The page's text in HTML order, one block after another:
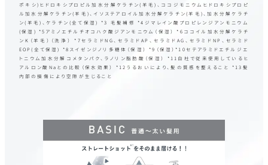
ポキシ)ヒドロキシプロピル加水分解ケラチン(羊毛)、ココジモニウムヒドロキシプロピ
ル加水分解ケラチン(羊毛)、イソステアロイル加水分解ケラチン(羊毛)、加水分解ケラチ
ン(羊毛)、ケラチン(全て保湿) *3 毛髪補修 *4ジマレイン酸プロピレンジアンモニウム
(保湿) *5アミノエチルチオコハク酸ジアンモニウム（保湿） *6ココイル加水分解ケラチ
ンK（羊毛）（洗浄） *7セラミドNG、セラミドAP、セラミドAG、セラミドNP、セラミド
EOP(全て保湿) *8スイゼンジノリ多糖体（保湿） *9（保湿）*10セテアラミドエチルジエ
トニウム加水分解コメタンパク、ラノリン脂肪酸（保湿） *11自社で従来使用しているヒ
アルロン酸Naとの比較（保水効果） *12うるおいにより、髪の質感を整えること *13髪
内部の損傷により空隙が生じること